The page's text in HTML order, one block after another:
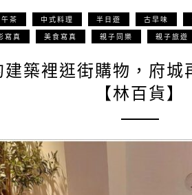
茶 中式料理 半日遊 古早味
寫真 美食寫真 親子同樂 親子旅遊
築裡逛街購物，府城
【林百貨】